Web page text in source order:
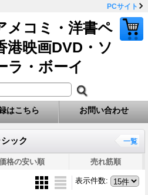
PCサイト
メコミ・洋書ペ
港映画DVD・ソ
・ボーイ
はこちら お問い合わせ
ック 一覧
格の安い順 売れ筋順
表示件数: